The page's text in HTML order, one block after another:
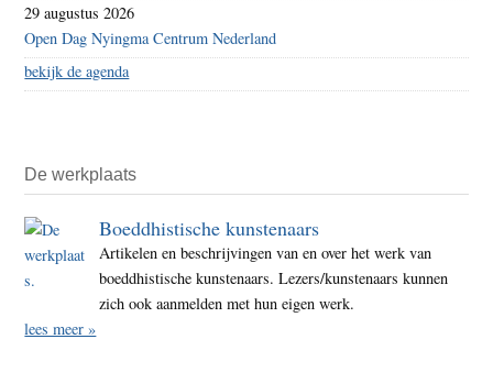
29 augustus 2026
Open Dag Nyingma Centrum Nederland
bekijk de agenda
De werkplaats
Boeddhistische kunstenaars
Artikelen en beschrijvingen van en over het werk van
boeddhistische kunstenaars. Lezers/kunstenaars kunnen
zich ook aanmelden met hun eigen werk.
lees meer »